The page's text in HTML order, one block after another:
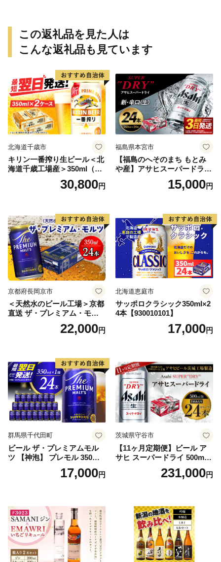
ー豚 レンチン 簡単調理 沖縄
県 八重瀬【価格改定】
この返礼品を見た人は
こんな返礼品も見ています
北海道千歳市
キリン一番搾り生ビール＜北
海道千歳工場産＞350ml（24
30,800円
福島県本宮市
【福島のへそのまち もとみ
や産】アサヒスーパードライ
350ml×24本 合計8.4L 1ケー
ス アルコール度数5% 缶ビー
口 送料無料 カメイ 本宮市
【07214-0206】
15,000円
京都府長岡京市
＜天然水のビール工場＞京都
直送 ザ・プレミアム・モル
ツ 350ml×24本 プレモル [149
22,000円
北海道恵庭市
サッポロクラシック350ml×2
4本【930010101】
17,000円
群馬県千代田町
ビール ザ・プレミアムモル
ツ 【神泡】 プレモル 350ml
× 24本 サントリー〈天然水の
ビール工場〉群馬※沖縄・離
17,000円
茨城県守谷市
【11ヶ月定期便】ビール ア
サヒ スーパードライ 500ml 2
4本 1ケース×11ヶ月 | アサヒ
ビール 究極の辛口 酒 お酒 ア
uper dry 11回 缶ビール 缶 ギ
フト 内祝い 茨城県守谷市 送
料無料
231,000円